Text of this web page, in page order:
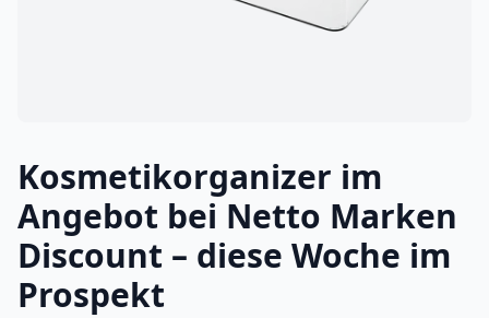
Kosmetikorganizer im
Angebot bei Netto Marken
Discount – diese Woche im
Prospekt